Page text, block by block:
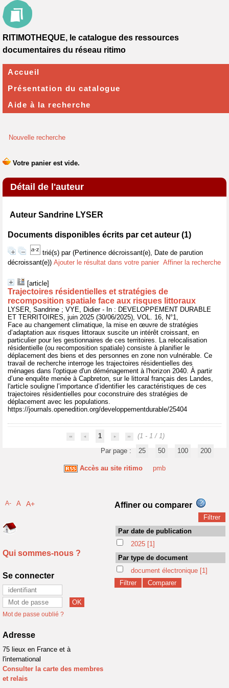
Nouvelle recherche
Détail de l'auteur
Auteur Sandrine LYSER
Documents disponibles écrits par cet auteur (1)
trié(s) par (Pertinence décroissant(e), Date de parution
décroissant(e)) Ajouter le résultat dans votre panier Affiner la recherche
[article]
Trajectoires résidentielles et stratégies de
recomposition spatiale face aux risques littoraux
LYSER, Sandrine ; VYE, Didier - In : DEVELOPPEMENT DURABLE
ET TERRITOIRES, juin 2025 (30/06/2025), VOL. 16, N°1,
Face au changement climatique, la mise en œuvre de stratégies
d’adaptation aux risques littoraux suscite un intérêt croissant, en
particulier pour les gestionnaires de ces territoires. La relocalisation
résidentielle (ou recomposition spatiale) consiste à planifier le
déplacement des biens et des personnes en zone non vulnérable. Ce
travail de recherche interroge les trajectoires résidentielles des
ménages dans l'optique d'un déménagement à l'horizon 2040. À partir
d’une enquête menée à Capbreton, sur le littoral français des Landes,
l'article souligne l’importance d’identifier les caractéristiques de ces
trajectoires résidentielles pour coconstruire des stratégies de
déplacement avec les populations.
https://journals.openedition.org/developpementdurable/25404
1
(1 - 1 / 1)
Par page :
25 50 100 200
Accès au site ritimo pmb
RITIMOTHEQUE, le catalogue des ressources
documentaires du réseau ritimo
Accueil
Présentation du catalogue
Aide à la recherche
A- A A+
Qui sommes-nous ?
Se connecter
Mot de passe oublié ?
Adresse
75 lieux en France et à
l'international
Consulter la carte des membres
et relais
Affiner ou comparer
Par date de publication
2025 [1]
Par type de document
document électronique [1]